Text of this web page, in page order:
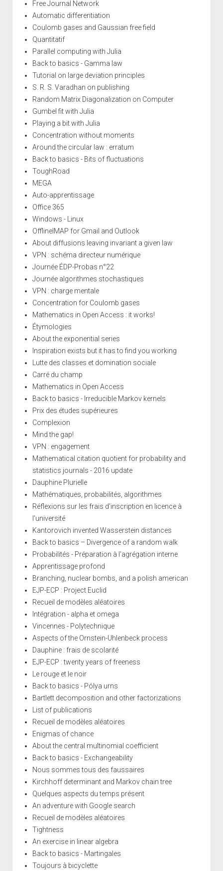
Free Journal Network
Automatic differentiation
Coulomb gases and Gaussian free field
Quantitatif
Parallel computing with Julia
Back to basics - Gamma law
Tutorial on large deviation principles
S. R. S. Varadhan on publishing
Random Matrix Diagonalization on Computer
Gumbel fit with Julia
Playing a bit with Julia
Concentration without moments
Around the circular law : erratum
Back to basics - Bits of fluctuations
ToughRoad
MEGA
Auto-apprentissage
Office 365
Windows - Linux
OfflineIMAP for Gmail and Outlook
About diffusions leaving invariant a given law
VPN : schéma directeur numérique
Journée ÉDP-Probas n°22
Journée algorithmes stochastiques
VPN : charge mentale
Concentration for Coulomb gases
Mathematics in Open Access : it works!
Étymologies
About the exponential series
Inspiration exists but it has to find you working
Lutte des classes et domination sociale
Carré du champ
Mathematics in Open Access
Back to basics - Irreducible Markov kernels
Prix des études supérieures
Complexion
Mind the gap!
VPN : engagement
Mathematical citation quotient for probability and
statistics journals - 2016 update
Dauphine Plurielle
Mathématiques, probabilités, algorithmes
Réflexions sur les frais d'inscription en licence à
l'université
Kantorovich invented Wasserstein distances
Back to basics – Divergence of a random walk
Probabilités - Préparation à l'agrégation interne
Apprentissage profond
Branching, nuclear bombs, and a polish american
EJP-ECP : Project Euclid
Recueil de modèles aléatoires
Intégration - alpha et omega
Vincennes - Polytechnique
Aspects of the Ornstein-Uhlenbeck process
Dauphine : frais de scolarité
EJP-ECP : twenty years of freeness
Le rouge et le noir
Back to basics - Pólya urns
Bartlett decomposition and other factorizations
List of publications
Recueil de modèles aléatoires
Enigmas of chance
About the central multinomial coefficient
Back to basics - Exchangeability
Nous sommes tous des faussaires
Kirchhoff determinant and Markov chain tree
Quelques aspects du temps présent
An adventure with Google search
Recueil de modèles aléatoires
Tightness
An exercise in linear algebra
Back to basics - Martingales
Toujours à bicyclette